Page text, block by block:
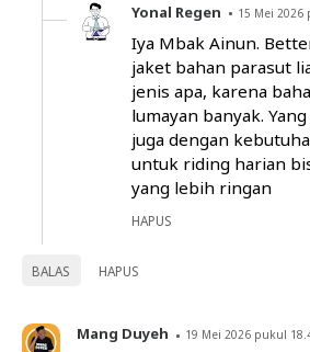
BALAS HAPUS
Yonal Regen 15 Mei 2026
Iya Mbak Ainun.
jaket bahan parasut
jenis apa, karena
lumayan banyak.
juga dengan
untuk riding harian
yang lebih ringan
HAPUS
Mang Duyeh 19 Mei 2026 pukul